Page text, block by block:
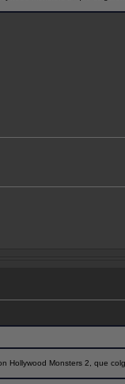
Hollywood Monsters 2, que